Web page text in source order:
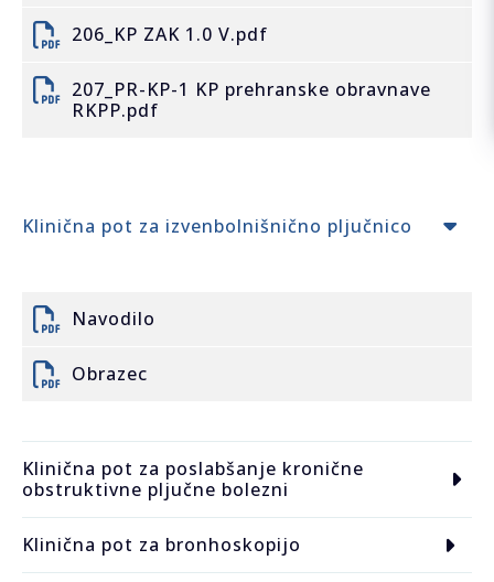
206_KP ZAK 1.0 V.pdf
207_PR-KP-1 KP prehranske obravnave
RKPP.pdf
Klinična pot za izvenbolnišnično pljučnico
Navodilo
Obrazec
Klinična pot za poslabšanje kronične
obstruktivne pljučne bolezni
Klinična pot za bronhoskopijo